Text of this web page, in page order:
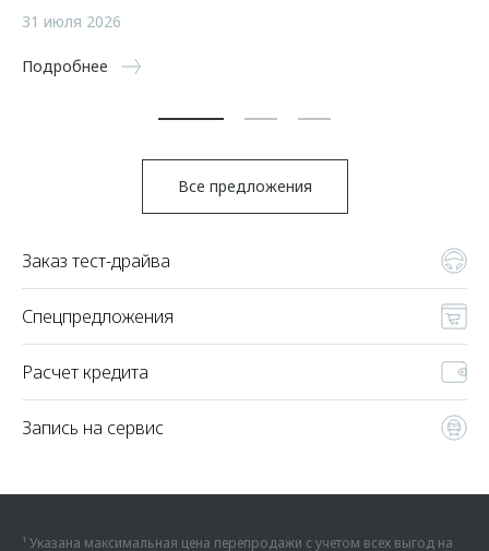
31 июля 2026
Подробнее
Все предложения
Заказ тест-драйва
Спецпредложения
Расчет кредита
Запись на сервис
¹ Указана максимальная цена перепродажи с учетом всех выгод на